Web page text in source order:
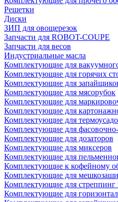
Решетки
Диски
ЗИП для овощерезок
Запчасти для ROBOT-COUPE
Запчасти для весов
Индустриальные масла
Комплектующие для
Комплектующие для горячих
Комплектующие для
Комплектующие для мясорубок
Комплектующие для
Комплектующие для
Комплектующие для
Комплектующие для
Комплектующие для дозаторов
Комплектующие для миксеров
Комплектующие для
Комплектующие к кофейному
Комплектующие для
Комплектующие для
Комплектующие для